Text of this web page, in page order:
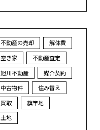
不動産の売却
解体費
空き家
不動産査定
旭川不動産
媒介契約
中古物件
住み替え
買取
旗竿地
土地